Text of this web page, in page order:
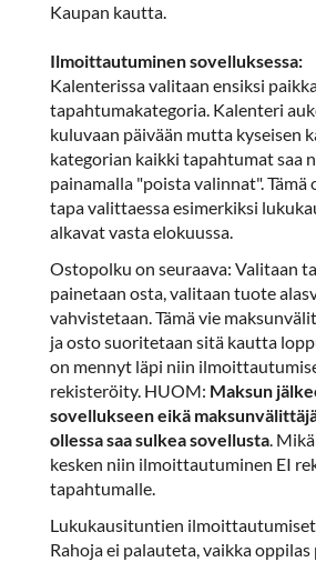
Kaupan kautta.
Ilmoittautuminen sovelluksessa:
Kalenterissa valitaan ensiksi
tapahtumakategoria. Kalenteri
kuluvaan päivään mutta kyseisen
kategorian kaikki tapahtumat saa
painamalla "poista valinnat". Tämä
tapa valittaessa esimerkiksi
alkavat vasta elokuussa.
Ostopolku on seuraava: Valitaan
painetaan osta, valitaan tuote
vahvistetaan. Tämä vie
ja osto suoritetaan sitä kautta
on mennyt läpi niin
rekisteröity. HUOM: Maksun
sovellukseen eikä
ollessa saa sulkea sovellusta.
kesken niin ilmoittautuminen EI
tapahtumalle.
Lukukausituntien
Rahoja ei palauteta, vaikka